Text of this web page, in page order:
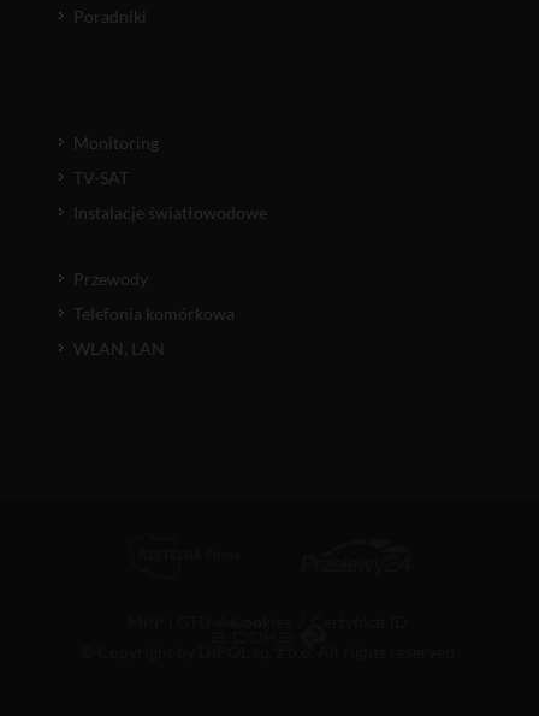
Poradniki
Monitoring
TV-SAT
Instalacje światłowodowe
Przewody
Telefonia komórkowa
WLAN, LAN